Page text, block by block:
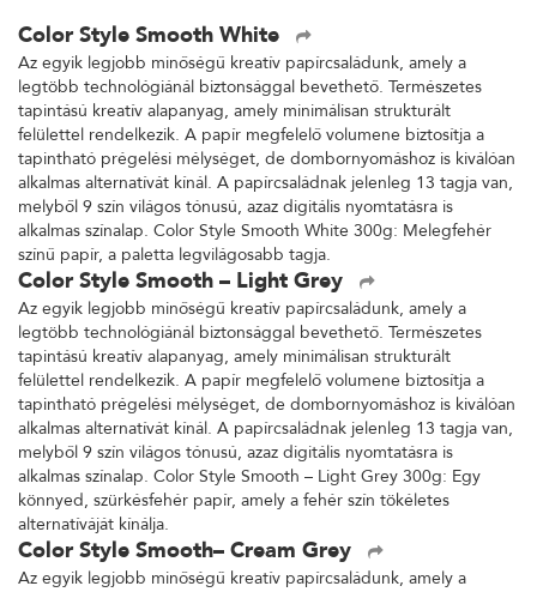
Color Style Smooth White
Az egyik legjobb minőségű kreatív papírcsaládunk, amely a
legtöbb technológiánál biztonsággal bevethető. Természetes
tapintású kreatív alapanyag, amely minimálisan strukturált
felülettel rendelkezik. A papír megfelelő volumene biztosítja a
tapintható prégelési mélységet, de dombornyomáshoz is kiválóan
alkalmas alternatívát kínál. A papírcsaládnak jelenleg 13 tagja van,
melyből 9 szín világos tónusú, azaz digitális nyomtatásra is
alkalmas színalap. Color Style Smooth White 300g: Melegfehér
színű papír, a paletta legvilágosabb tagja.
Color Style Smooth – Light Grey
Az egyik legjobb minőségű kreatív papírcsaládunk, amely a
legtöbb technológiánál biztonsággal bevethető. Természetes
tapintású kreatív alapanyag, amely minimálisan strukturált
felülettel rendelkezik. A papír megfelelő volumene biztosítja a
tapintható prégelési mélységet, de dombornyomáshoz is kiválóan
alkalmas alternatívát kínál. A papírcsaládnak jelenleg 13 tagja van,
melyből 9 szín világos tónusú, azaz digitális nyomtatásra is
alkalmas színalap. Color Style Smooth – Light Grey 300g: Egy
könnyed, szürkésfehér papír, amely a fehér szín tökéletes
alternatíváját kínálja.
Color Style Smooth– Cream Grey
Az egyik legjobb minőségű kreatív papírcsaládunk, amely a